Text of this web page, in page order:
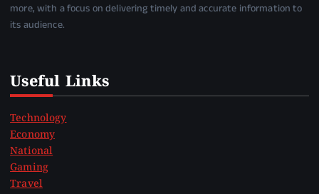
more, with a focus on delivering timely and accurate information to
its audience.
Useful Links
Technology
Economy
National
Gaming
Travel